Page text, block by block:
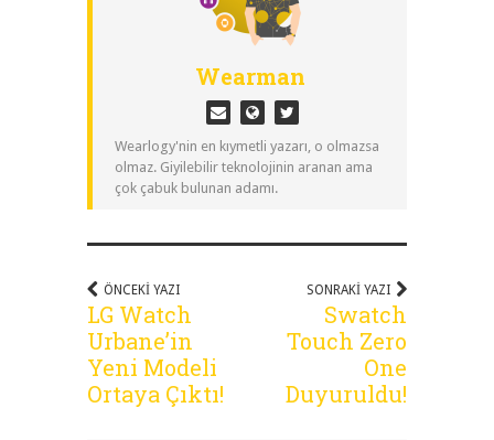
Wearman
Wearlogy'nin en kıymetli yazarı, o olmazsa
olmaz. Giyilebilir teknolojinin aranan ama
çok çabuk bulunan adamı.
ÖNCEKI YAZI
LG Watch
Urbane’in
Yeni Modeli
Ortaya Çıktı!
SONRAKI YAZI
Swatch
Touch Zero
One
Duyuruldu!